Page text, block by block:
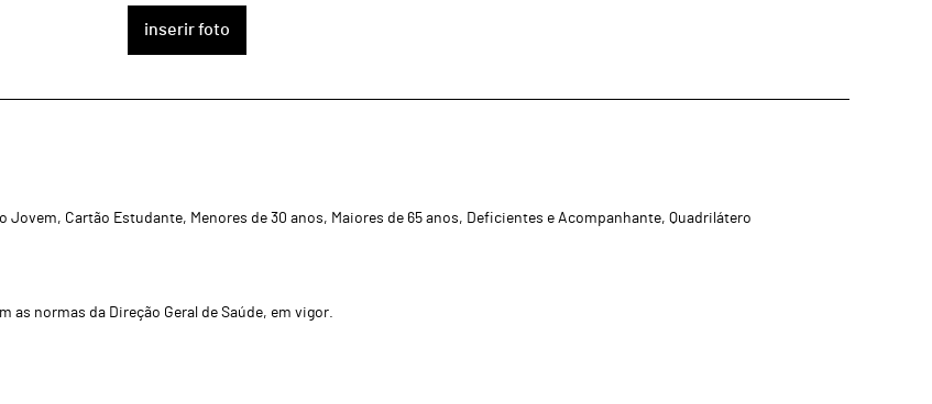
inserir foto
Jovem, Cartão Estudante, Menores de 30 anos, Maiores de 65 anos, Deficientes e Acompanhante, Quadrilátero
as normas da Direção Geral de Saúde, em vigor.